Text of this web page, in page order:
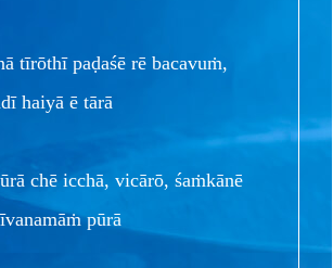
tīrōthī paḍaśē rē bacavuṁ,
haiyā ē tārā
chē icchā, vicārō, śaṁkānē
pūrā